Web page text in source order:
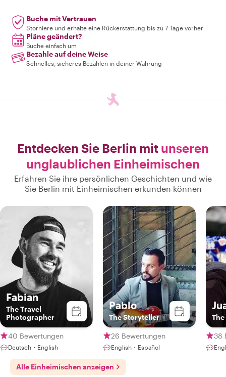
Buche mit Vertrauen
Storniere und erhalte eine Rückerstattung bis zu 7 Tage vorher
Pläne geändert?
Buche einfach um
Bezahle auf deine Weise
Schnelles, sicheres Bezahlen in deiner Währung
Entdecken Sie Berlin mit unseren
unglaublichen Einheimischen
Erfahren Sie ihre persönlichen Geschichten und wie
Sie Berlin mit Einheimischen erkunden können
Fabian
The Travel
Photographer
40 Bewertungen
Deutsch・English
Pablo
The Storyteller
26 Bewertungen
English・Español
38
Alle Einheimischen anzeigen